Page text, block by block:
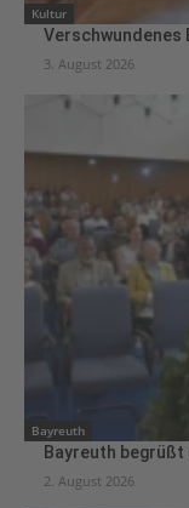
Kultur
Verschwundenes
3. August 2026
Bayreuth
Bayreuth
2. August 2026